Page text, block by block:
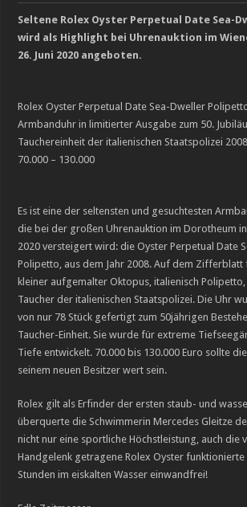
Seltene Rolex Oyster Perpetual Date Sea-
wird als Highlight bei Uhrenauktion im
26. Juni 2020 angeboten.
Rolex Oyster Perpetual Date Sea-Dweller
Armbanduhr in limitierter Ausgabe zum 50.
Tauchereinheit der italienischen Staatspolizei
70.000 – 130.000
Es ist eine der seltensten und gesuchtesten
die bei der großen Uhrenauktion im Dorotheum in
2020 versteigert wird: die Oyster Perpetual Date
Polipetto, aus dem Jahr 2008. Auf dem Zifferblatt
kleiner aufgemalter Oktopus, italienisch
Taucher der italienischen Staatspolizei. Die Uhr
von nur 78 Stück gefertigt zum 50jährigen
Taucher-Einheit. Sie wurde für extreme
Tiefe entwickelt. 70.000 bis 130.000 Euro sollte
seinem neuen Besitzer wert sein.
Rolex gilt als Erfinder der ersten staub- und
überquerte die Schwimmerin Mercedes Gleitze
nicht nur eine sportliche Höchstleistung, auch die
Handgelenk getragene Rolex Oyster funktionierte
Stunden im eiskalten Wasser einwandfrei!